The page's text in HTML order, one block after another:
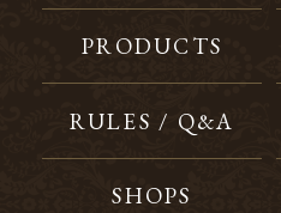
PRODUCTS
RULES / Q&A
SHOPS